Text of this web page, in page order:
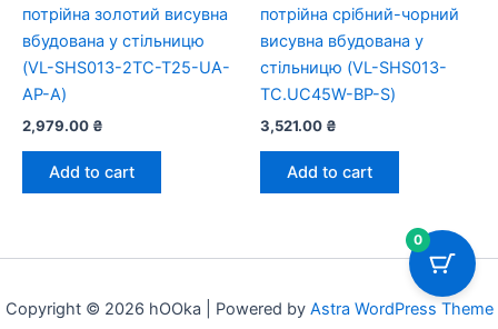
потрійна золотий висувна
вбудована у стільницю
(VL-SHS013-2TC-T25-UA-
AP-A)
2,979.00 ₴
Add to cart
потрійна срібний-чорний
висувна вбудована у
стільницю (VL-SHS013-
TC.UC45W-BP-S)
3,521.00 ₴
Add to cart
Copyright © 2026 hOOka | Powered by Astra WordPress Theme
0